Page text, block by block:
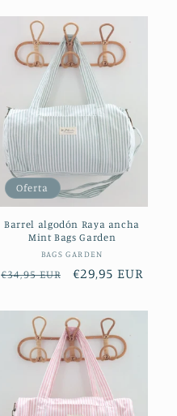
Oferta
Barrel algodón Raya ancha
Mint Bags Garden
Proveedor:
BAGS GARDEN
Precio
€34,95 EUR
Precio
oferta
€29,95 EUR